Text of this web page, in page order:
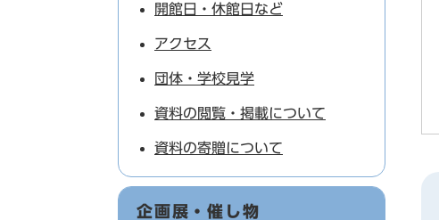
開館日・休館日など
アクセス
団体・学校見学
資料の閲覧・掲載について
資料の寄贈について
企画展・催し物